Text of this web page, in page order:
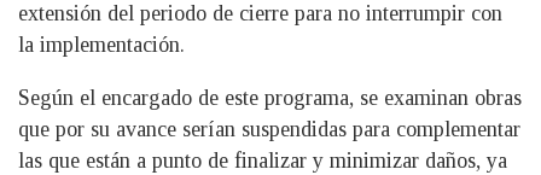
extensión del periodo de cierre para no interrumpir con
la implementación.
Según el encargado de este programa, se examinan obras
que por su avance serían suspendidas para complementar
las que están a punto de finalizar y minimizar daños, ya